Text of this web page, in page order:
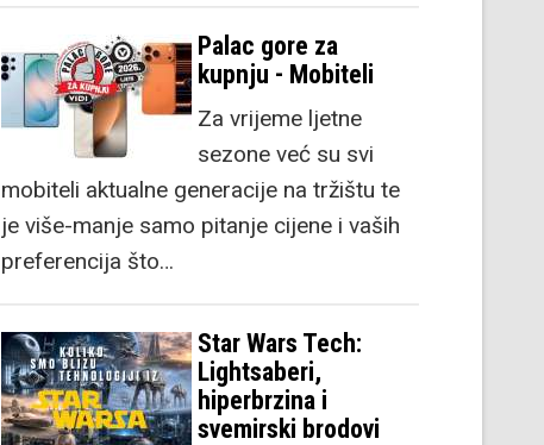
Palac gore za
kupnju - Mobiteli
Za vrijeme ljetne
sezone već su svi
mobiteli aktualne generacije na tržištu te
je više-manje samo pitanje cijene i vaših
preferencija što…
Star Wars Tech:
Lightsaberi,
hiperbrzina i
svemirski brodovi